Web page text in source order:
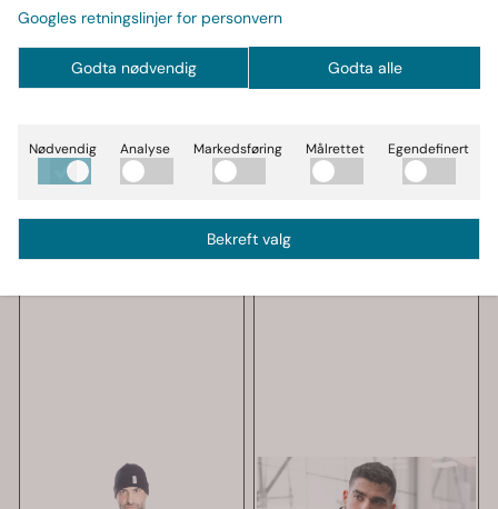
Tapered Tee, mørk
camo ...
274,-
På lager
Tapered Tee, rød t-
skjorte
274,-
På lager
OUTLET
OUTLET
-45%
Googles retningslinjer for personvern
Godta nødvendig Godta alle
Nødvendig Analyse Markedsføring Målrettet Egendefinert
Bekreft valg